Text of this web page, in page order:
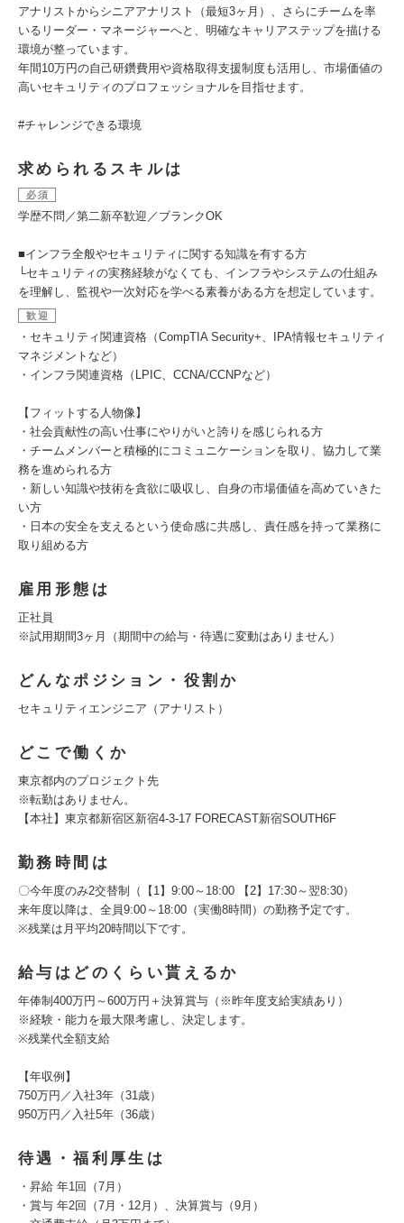
アナリストからシニアアナリスト（最短3ヶ月）、さらにチームを率
いるリーダー・マネージャーへと、明確なキャリアステップを描ける
環境が整っています。
年間10万円の自己研鑽費用や資格取得支援制度も活用し、市場価値の
高いセキュリティのプロフェッショナルを目指せます。
#チャレンジできる環境
求められるスキルは
必須
学歴不問／第二新卒歓迎／ブランクOK
■インフラ全般やセキュリティに関する知識を有する方
└セキュリティの実務経験がなくても、インフラやシステムの仕組み
を理解し、監視や一次対応を学べる素養がある方を想定しています。
歓迎
・セキュリティ関連資格（CompTIA Security+、IPA情報セキュリティ
マネジメントなど）
・インフラ関連資格（LPIC、CCNA/CCNPなど）
【フィットする人物像】
・社会貢献性の高い仕事にやりがいと誇りを感じられる方
・チームメンバーと積極的にコミュニケーションを取り、協力して業
務を進められる方
・新しい知識や技術を貪欲に吸収し、自身の市場価値を高めていきた
い方
・日本の安全を支えるという使命感に共感し、責任感を持って業務に
取り組める方
雇用形態は
正社員
※試用期間3ヶ月（期間中の給与・待遇に変動はありません）
どんなポジション・役割か
セキュリティエンジニア（アナリスト）
どこで働くか
東京都内のプロジェクト先
※転勤はありません。
【本社】東京都新宿区新宿4-3-17 FORECAST新宿SOUTH6F
勤務時間は
〇今年度のみ2交替制（【1】9:00～18:00 【2】17:30～翌8:30）
来年度以降は、全員9:00～18:00（実働8時間）の勤務予定です。
※残業は月平均20時間以下です。
給与はどのくらい貰えるか
年俸制400万円～600万円＋決算賞与（※昨年度支給実績あり）
※経験・能力を最大限考慮し、決定します。
※残業代全額支給
【年収例】
750万円／入社3年（31歳）
950万円／入社5年（36歳）
待遇・福利厚生は
・昇給 年1回（7月）
・賞与 年2回（7月・12月）、決算賞与（9月）